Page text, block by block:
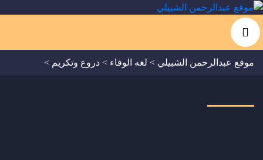
موقع عبدالرحمن الشبيلي > لغه الوفاء > دروع وتكريم >